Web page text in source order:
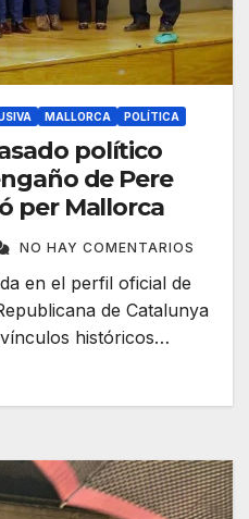
MALLORCA POLÍTICA
político
de Pere
per Mallorca
NO HAY COMENTARIOS
en el perfil oficial de
de Catalunya
históricos…